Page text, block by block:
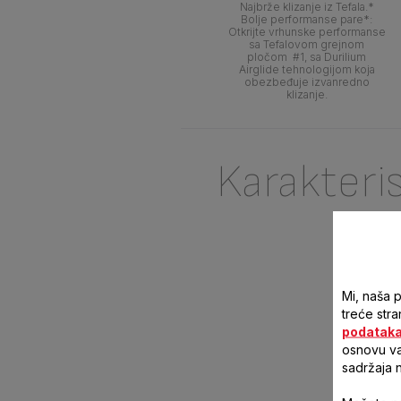
Najbrže klizanje iz Tefala.*
Bolje performanse pare*:
Otkrijte vrhunske performanse
sa Tefalovom grejnom
pločom #1, sa Durilium
Airglide tehnologijom koja
obezbeđuje izvanredno
klizanje.
Mi, naša
treće
podataka
osnovu
sadržaja